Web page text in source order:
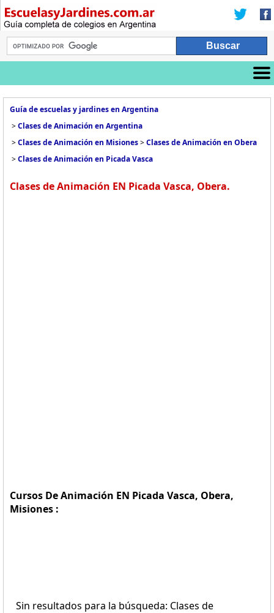
Guía de escuelas y jardines en Argentina
>Clases de Animación en Argentina
>Clases de Animación en Misiones>Clases de Animación en Obera
>Clases de Animación en Picada Vasca
Clases de Animación EN Picada Vasca, Obera.
Cursos De Animación EN Picada Vasca, Obera,
Misiones :
Sin resultados para la búsqueda: Clases de